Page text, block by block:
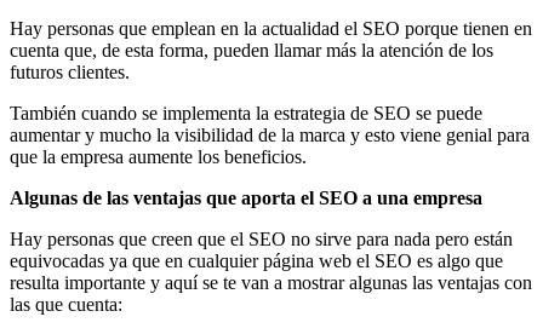
Hay personas que emplean en la actualidad el SEO porque tienen en
cuenta que, de esta forma, pueden llamar más la atención de los
futuros clientes.
También cuando se implementa la estrategia de SEO se puede
aumentar y mucho la visibilidad de la marca y esto viene genial para
que la empresa aumente los beneficios.
Algunas de las ventajas que aporta el SEO a una empresa
Hay personas que creen que el SEO no sirve para nada pero están
equivocadas ya que en cualquier página web el SEO es algo que
resulta importante y aquí se te van a mostrar algunas las ventajas con
las que cuenta: